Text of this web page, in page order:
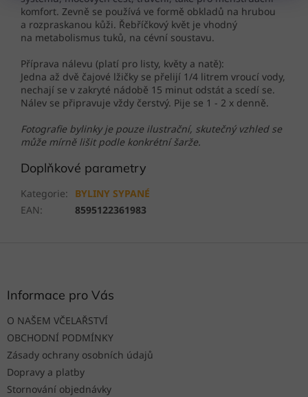
komfort. Zevně se používá ve formě obkladů na hrubou
a rozpraskanou kůži. Řebříčkový květ je vhodný
na metabolismus tuků, na cévní soustavu.
Příprava nálevu (platí pro listy, květy a natě):
Jedna až dvě čajové lžičky se přelijí 1/4 litrem vroucí vody,
nechají se v zakryté nádobě 15 minut odstát a scedí se.
Nálev se připravuje vždy čerstvý. Pije se 1 - 2 x denně.
Fotografie bylinky je pouze ilustrační, skutečný vzhled se
může mírně lišit podle konkrétní šarže.
Doplňkové parametry
Kategorie:
BYLINY SYPANÉ
EAN: 8595122361983
Informace pro Vás
O NAŠEM VČELAŘSTVÍ
OBCHODNÍ PODMÍNKY
Zásady ochrany osobních údajů
Dopravy a platby
Stornování objednávky